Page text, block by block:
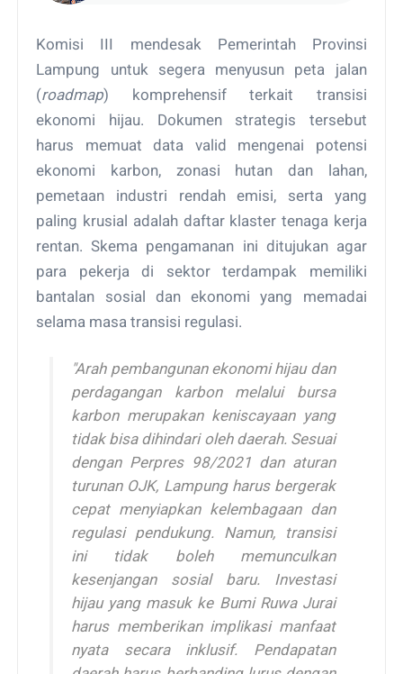
Komisi III mendesak Pemerintah Provinsi
Lampung untuk segera menyusun peta jalan
(roadmap) komprehensif terkait transisi
ekonomi hijau. Dokumen strategis tersebut
harus memuat data valid mengenai potensi
ekonomi karbon, zonasi hutan dan lahan,
pemetaan industri rendah emisi, serta yang
paling krusial adalah daftar klaster tenaga kerja
rentan. Skema pengamanan ini ditujukan agar
para pekerja di sektor terdampak memiliki
bantalan sosial dan ekonomi yang memadai
selama masa transisi regulasi.
"Arah pembangunan ekonomi hijau dan
perdagangan karbon melalui bursa
karbon merupakan keniscayaan yang
tidak bisa dihindari oleh daerah. Sesuai
dengan Perpres 98/2021 dan aturan
turunan OJK, Lampung harus bergerak
cepat menyiapkan kelembagaan dan
regulasi pendukung. Namun, transisi
ini tidak boleh memunculkan
kesenjangan sosial baru. Investasi
hijau yang masuk ke Bumi Ruwa Jurai
harus memberikan implikasi manfaat
nyata secara inklusif. Pendapatan